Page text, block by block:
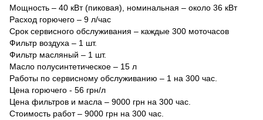
Мощность – 40 кВт (пиковая), номинальная – около 36 кВт
Расход горючего – 9 л/час
Срок сервисного обслуживания – каждые 300 моточасов
Фильтр воздуха – 1 шт.
Фильтр масляный – 1 шт.
Масло полусинтетическое – 15 л
Работы по сервисному обслуживанию – 1 на 300 час.
Цена горючего - 56 грн/л
Цена фильтров и масла – 9000 грн на 300 час.
Стоимость работ – 9000 грн на 300 час.